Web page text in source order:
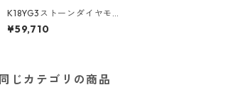
K18YG3ストーンダイヤモン
ドペンダント/ネックレス
ジュエリー アクセサリー レ
¥59,710
同じカテゴリの商品